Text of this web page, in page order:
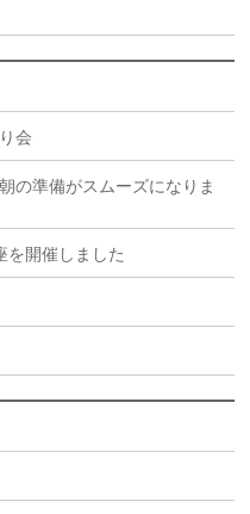
会
の準備がスムーズになりま
を開催しました